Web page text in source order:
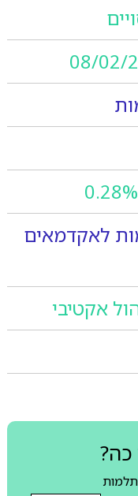
08/02/
0.28%
לאקדמאים
אקטיבי